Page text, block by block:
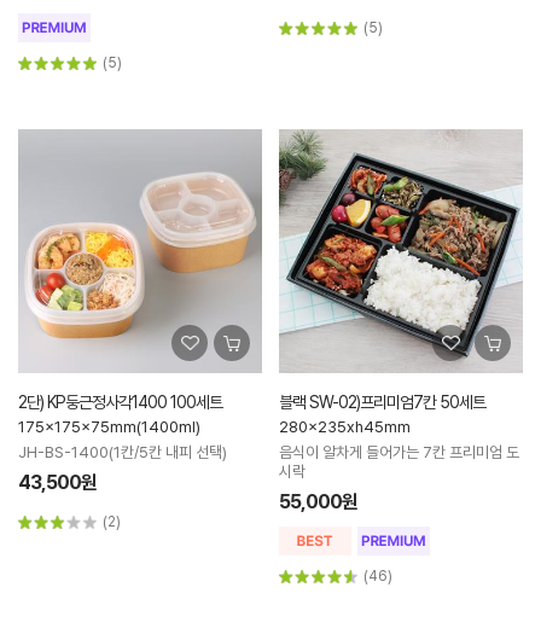
(5)
(5)
2단) KP둥근정사각1400 100세트
175x175x75mm(1400ml)
JH-BS-1400(1칸/5칸 내피 선택)
43,500원
(2)
블랙 SW-02)프리미엄7칸 50세트
280x235xh45mm
음식이 알차게 들어가는 7칸 프리미엄 도
시락
55,000원
(46)